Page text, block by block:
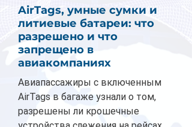
AirTags, умные сумки и
литиевые батареи: что
разрешено и что
запрещено в
авиакомпаниях
Авиапассажиры с включенным
AirTags в багаже узнали о том,
разрешены ли крошечные